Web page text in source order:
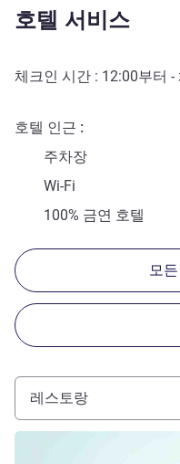
호텔 서비스
체크인 시간 : 12:00부터 -
호텔 인근
주차장
Wi-Fi
100% 금연 호텔
모
레스토랑
세부 정보 보기